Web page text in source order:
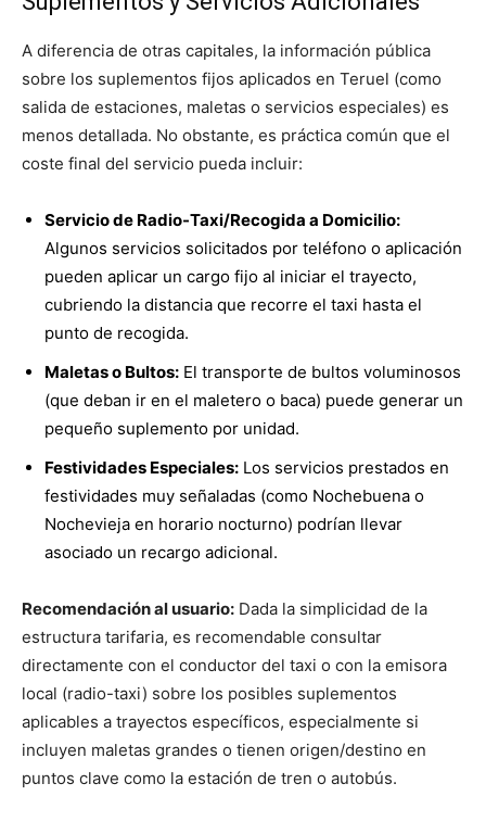
A diferencia de otras capitales, la información pública
sobre los suplementos fijos aplicados en Teruel (como
salida de estaciones, maletas o servicios especiales) es
menos detallada. No obstante, es práctica común que el
coste final del servicio pueda incluir:
Servicio de Radio-Taxi/Recogida a Domicilio:
Algunos servicios solicitados por teléfono o aplicación
pueden aplicar un cargo fijo al iniciar el trayecto,
cubriendo la distancia que recorre el taxi hasta el
punto de recogida.
Maletas o Bultos: El transporte de bultos voluminosos
(que deban ir en el maletero o baca) puede generar un
pequeño suplemento por unidad.
Festividades Especiales: Los servicios prestados en
festividades muy señaladas (como Nochebuena o
Nochevieja en horario nocturno) podrían llevar
asociado un recargo adicional.
Recomendación al usuario: Dada la simplicidad de la
estructura tarifaria, es recomendable consultar
directamente con el conductor del taxi o con la emisora
local (radio-taxi) sobre los posibles suplementos
aplicables a trayectos específicos, especialmente si
incluyen maletas grandes o tienen origen/destino en
puntos clave como la estación de tren o autobús.